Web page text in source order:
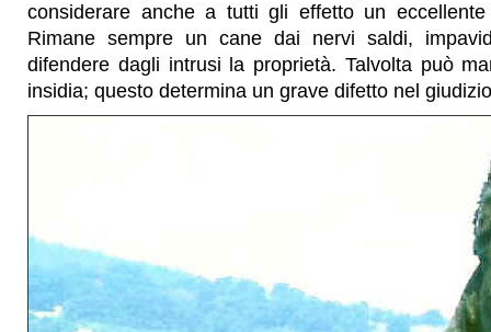
considerare anche a tutti gli effetto un
Rimane sempre un cane dai nervi saldi,
difendere dagli intrusi la proprietà. Talvolta può
insidia; questo determina un grave difetto nel